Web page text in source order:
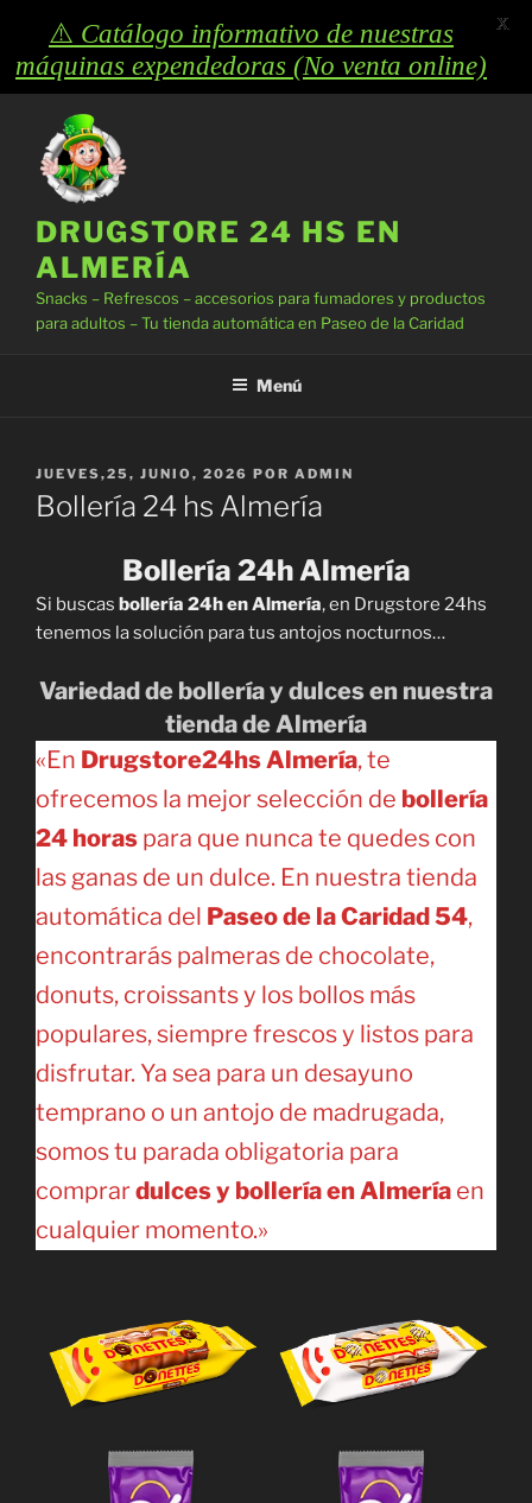
contenido
DRUGSTORE 24 HS EN
ALMERÍA
Snacks – Refrescos – accesorios para fumadores y productos
para adultos – Tu tienda automática en Paseo de la Caridad
Menú
PUBLICADO
EL
JUEVES,25, JUNIO, 2026 POR ADMIN
Bollería 24 hs Almería
Bollería 24h Almería
Si buscas bollería 24h en Almería, en Drugstore 24hs
tenemos la solución para tus antojos nocturnos…
Variedad de bollería y dulces en nuestra
tienda de Almería
«En Drugstore24hs Almería, te
ofrecemos la mejor selección de bollería
24 horas para que nunca te quedes con
las ganas de un dulce. En nuestra tienda
automática del Paseo de la Caridad 54,
encontrarás palmeras de chocolate,
donuts, croissants y los bollos más
populares, siempre frescos y listos para
disfrutar. Ya sea para un desayuno
temprano o un antojo de madrugada,
somos tu parada obligatoria para
comprardulces y bollería en Almería en
cualquier momento.»
⚠️ Catálogo informativo de nuestras
máquinas expendedoras (No venta online)
X